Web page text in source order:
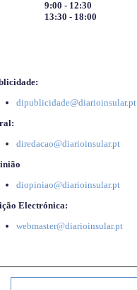
9:00 - 12:30
13:30 - 18:00
dipublicidade@diarioinsular.pt
diredacao@diarioinsular.pt
diopiniao@diarioinsular.pt
Electrónica:
webmaster@diarioinsular.pt